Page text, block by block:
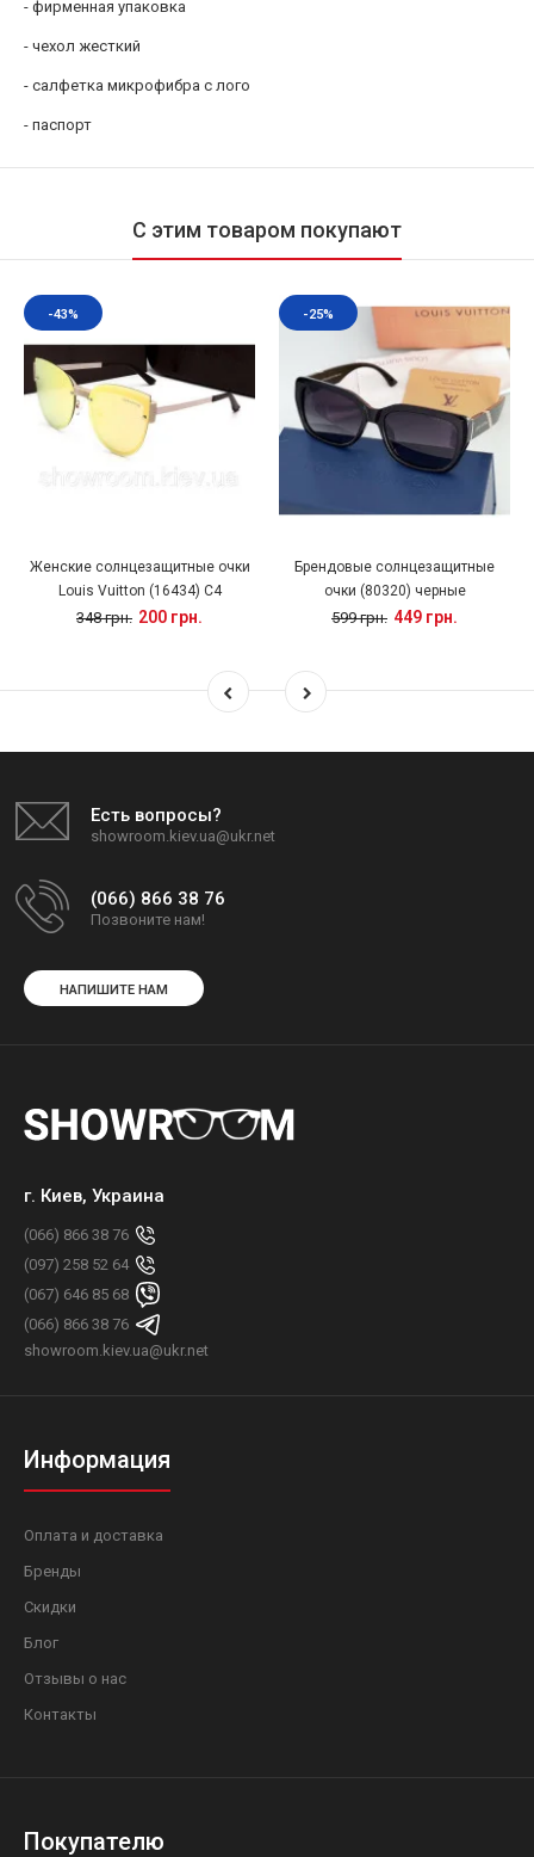
- фирменная упаковка
- чехол жесткий
- салфетка микрофибра с лого
- паспорт
С этим товаром покупают
-43%
Женские солнцезащитные очки
Louis Vuitton (16434) C4
348 грн. 200 грн.
-25%
Брендовые солнцезащитные
очки (80320) черные
599 грн. 449 грн.
Есть вопросы?
showroom.kiev.ua@ukr.net
(066) 866 38 76
Позвоните нам!
НАПИШИТЕ НАМ
г. Киев, Украина
(066) 866 38 76
(097) 258 52 64
(067) 646 85 68
(066) 866 38 76
showroom.kiev.ua@ukr.net
Информация
Оплата и доставка
Бренды
Скидки
Блог
Отзывы о нас
Контакты
Покупателю